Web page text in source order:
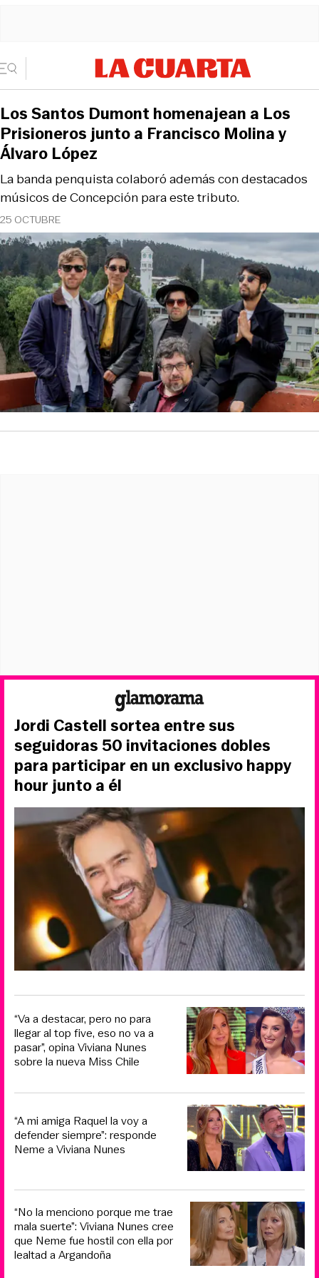
25 OCTUBRE
La banda penquista colaboró además con destacados
músicos de Concepción para este tributo.
Los Santos Dumont homenajean a Los
Prisioneros junto a Francisco Molina y
Álvaro López
Jordi Castell sortea entre sus
seguidoras 50 invitaciones dobles
para participar en un exclusivo happy
hour junto a él
“Va a destacar, pero no para
llegar al top five, eso no va a
pasar”, opina Viviana Nunes
sobre la nueva Miss Chile
“A mi amiga Raquel la voy a
defender siempre”: responde
Neme a Viviana Nunes
“No la menciono porque me trae
mala suerte”: Viviana Nunes cree
que Neme fue hostil con ella por
lealtad a Argandoña